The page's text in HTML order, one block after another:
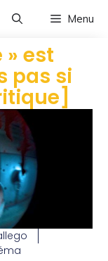
Menu
» est
pas si